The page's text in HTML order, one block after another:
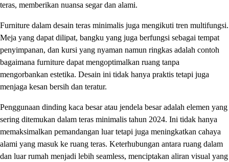
teras, memberikan nuansa segar dan alami.
Furniture dalam desain teras minimalis juga mengikuti tren multifungsi.
Meja yang dapat dilipat, bangku yang juga berfungsi sebagai tempat
penyimpanan, dan kursi yang nyaman namun ringkas adalah contoh
bagaimana furniture dapat mengoptimalkan ruang tanpa
mengorbankan estetika. Desain ini tidak hanya praktis tetapi juga
menjaga kesan bersih dan teratur.
Penggunaan dinding kaca besar atau jendela besar adalah elemen yang
sering ditemukan dalam teras minimalis tahun 2024. Ini tidak hanya
memaksimalkan pemandangan luar tetapi juga meningkatkan cahaya
alami yang masuk ke ruang teras. Keterhubungan antara ruang dalam
dan luar rumah menjadi lebih seamless, menciptakan aliran visual yang